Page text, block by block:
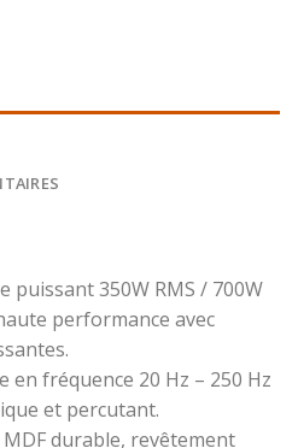
puissant 350W RMS / 700W
performance avec
en fréquence 20 Hz – 250 Hz
et percutant.
durable, revêtement